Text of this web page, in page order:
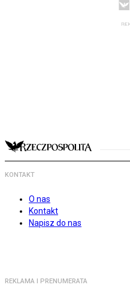
KONTAKT
O nas
Kontakt
Napisz do nas
REKLAMA I PRENUMERATA